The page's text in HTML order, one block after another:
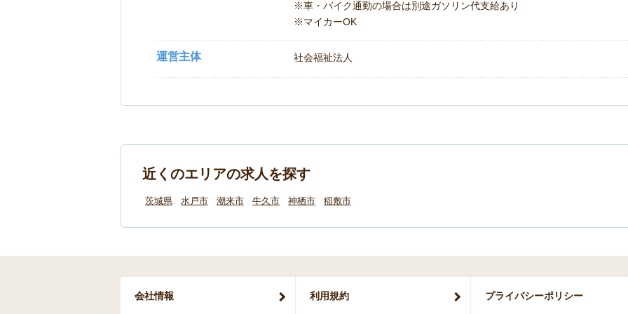
※車・バイク通勤の場合は別途ガソリン代支給あり
※マイカーOK
運営主体 社会福祉法人
近くのエリアの求人を探す
茨城県 水戸市 潮来市 牛久市 神栖市 稲敷市
会社情報 利用規約 プライバシーポリシー